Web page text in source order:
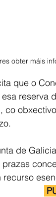
obter máis
que o
reserva
co
de